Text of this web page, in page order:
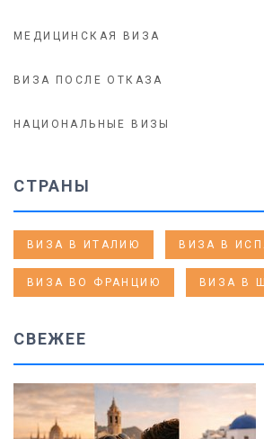
МЕДИЦИНСКАЯ ВИЗА
ВИЗА ПОСЛЕ ОТКАЗА
НАЦИОНАЛЬНЫЕ ВИЗЫ
СТРАНЫ
ВИЗА В ИТАЛИЮ ВИЗА В
ВИЗА ВО ФРАНЦИЮ ВИЗА В
СВЕЖЕЕ